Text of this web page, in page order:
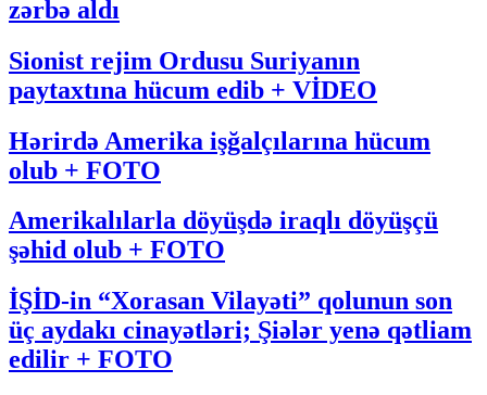
zərbə aldı
Sionist rejim Ordusu Suriyanın
paytaxtına hücum edib + VİDEO
Hərirdə Amerika işğalçılarına hücum
olub + FOTO
Amerikalılarla döyüşdə iraqlı döyüşçü
şəhid olub + FOTO
İŞİD-in “Xorasan Vilayəti” qolunun son
üç aydakı cinayətləri; Şiələr yenə qətliam
edilir + FOTO